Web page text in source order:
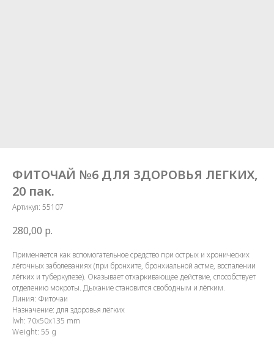
ФИТОЧАЙ №6 ДЛЯ ЗДОРОВЬЯ ЛЕГКИХ,
20 пак.
Артикул: 55107
280,00 р.
Применяется как вспомогательное средство при острых и хронических
лёгочных заболеваниях (при бронхите, бронхиальной астме, воспалении
лёгких и туберкулезе). Оказывает отхаркивающее действие, способствует
отделению мокроты. Дыхание становится свободным и лёгким.
Линия: Фиточаи
Назначение: для здоровья лёгких
lwh: 70x50x135 mm
Weight: 55 g